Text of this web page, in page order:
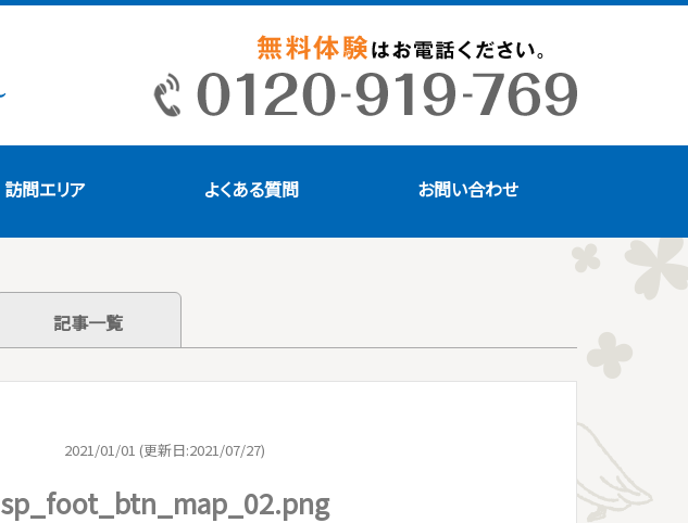
訪問エリア よくある質問 お問い合わせ
記事一覧
2021/01/01 (更新日:2021/07/27)
sp_foot_btn_map_02.png